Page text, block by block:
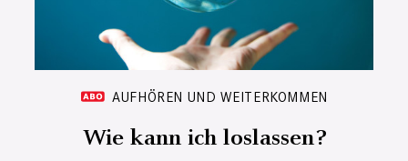
AUFHÖREN UND WEITERKOMMEN
Wie kann ich loslassen?